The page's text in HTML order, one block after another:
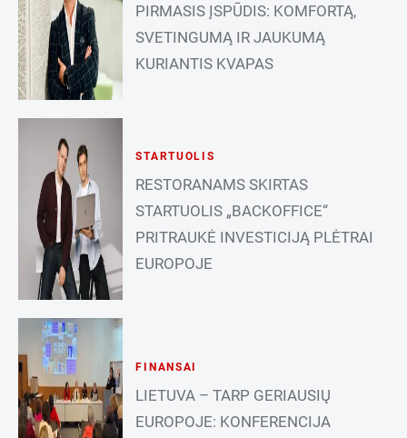
PIRMASIS ĮSPŪDIS: KOMFORTĄ,
SVETINGUMĄ IR JAUKUMĄ
KURIANTIS KVAPAS
STARTUOLIS
RESTORANAMS SKIRTAS
STARTUOLIS „BACKOFFICE“
PRITRAUKĖ INVESTICIJĄ PLĖTRAI
EUROPOJE
FINANSAI
LIETUVA – TARP GERIAUSIŲ
EUROPOJE: KONFERENCIJA